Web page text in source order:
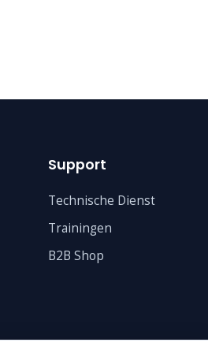
Support
Technische Dienst
Trainingen
B2B Shop